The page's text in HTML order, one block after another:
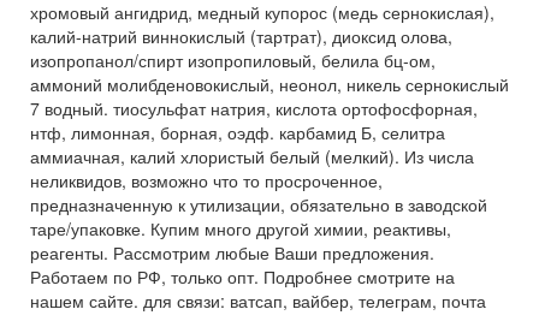
хромовый ангидрид, медный купорос (медь сернокислая),
калий-натрий виннокислый (тартрат), диоксид олова,
изопропанол/спирт изопропиловый, белила бц-ом,
аммоний молибденовокислый, неонол, никель сернокислый
7 водный. тиосульфат натрия, кислота ортофосфорная,
нтф, лимонная, борная, оэдф. карбамид Б, селитра
аммиачная, калий хлористый белый (мелкий). Из числа
неликвидов, возможно что то просроченное,
предназначенную к утилизации, обязательно в заводской
таре/упаковке. Купим много другой химии, реактивы,
реагенты. Рассмотрим любые Ваши предложения.
Работаем по РФ, только опт. Подробнее смотрите на
нашем сайте. для связи: ватсап, вайбер, телеграм, почта